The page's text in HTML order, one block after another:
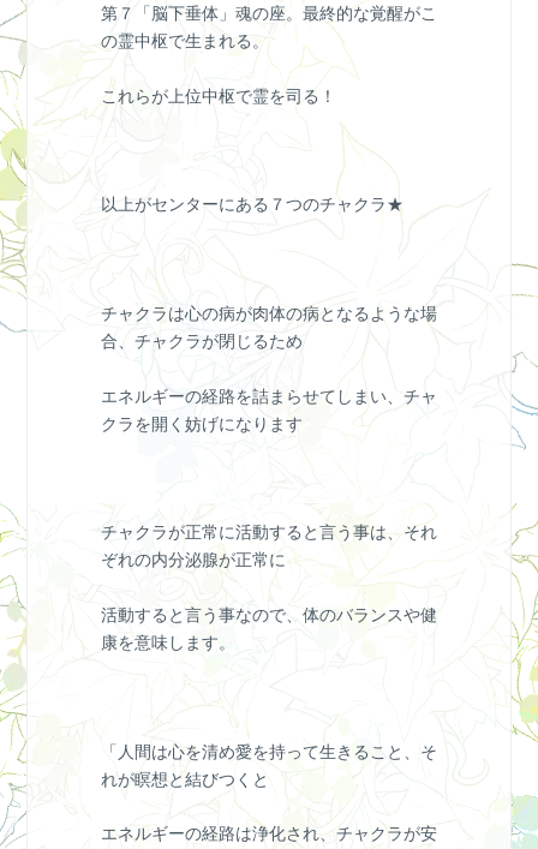
第７「脳下垂体」魂の座。最終的な覚醒がこ
の霊中枢で生まれる。
これらが上位中枢で霊を司る！
以上がセンターにある７つのチャクラ★
チャクラは心の病が肉体の病となるような場
合、チャクラが閉じるため
エネルギーの経路を詰まらせてしまい、チャ
クラを開く妨げになります
チャクラが正常に活動すると言う事は、それ
ぞれの内分泌腺が正常に
活動すると言う事なので、体のバランスや健
康を意味します。
「人間は心を清め愛を持って生きること、そ
れが瞑想と結びつくと
エネルギーの経路は浄化され、チャクラが安